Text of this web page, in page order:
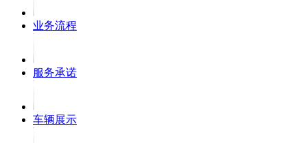
业务流程
服务承诺
车辆展示